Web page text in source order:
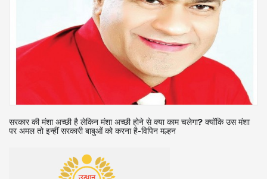
सरकार की मंशा अच्छी है लेकिन मंशा अच्छी होने से क्या काम चलेगा? क्योंकि उस मंशा
पर अमल तो इन्हीं सरकारी बाबुओं को करना है-विपिन मल्हन